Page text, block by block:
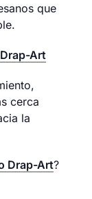
que
Art
cerca
la
Drap-Art?